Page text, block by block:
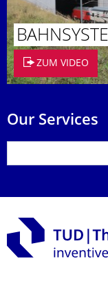
ZUM VIDEO
Our Services